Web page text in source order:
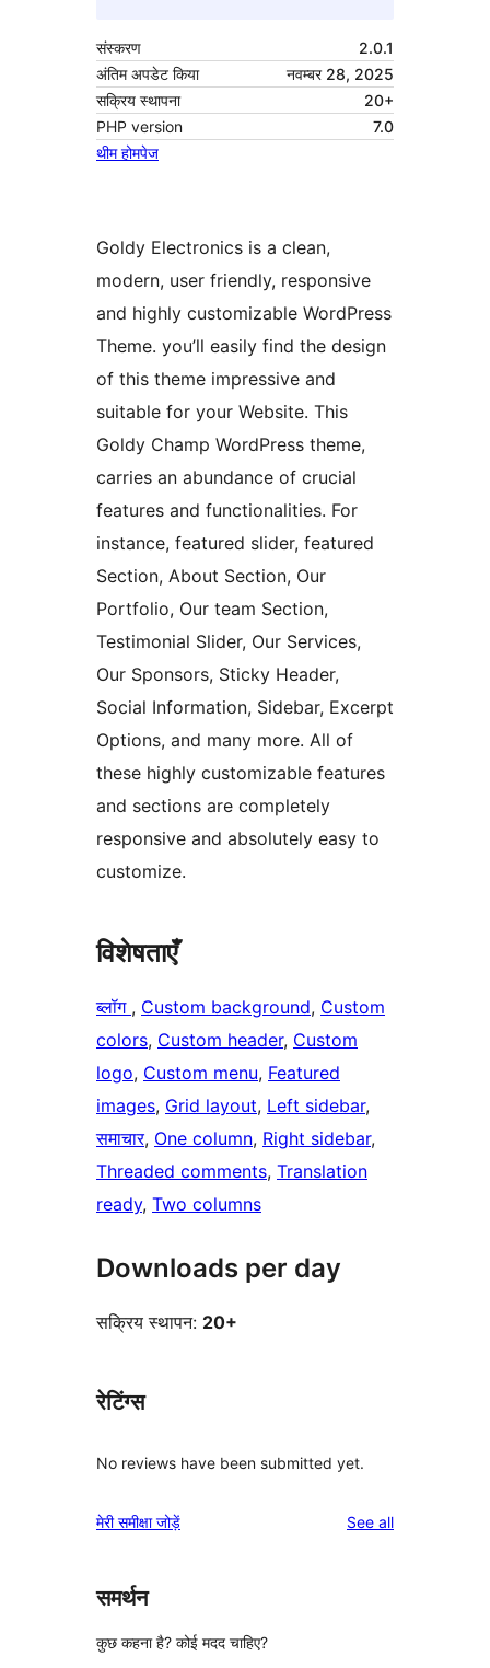
संस्करण
2.0.1
अंतिम अपडेट किया
नवम्बर 28, 2025
सक्रिय स्थापना
20+
PHP version
7.0
थीम होमपेज
Goldy Electronics is a clean,
modern, user friendly, responsive
and highly customizable WordPress
Theme. you’ll easily find the design
of this theme impressive and
suitable for your Website. This
Goldy Champ WordPress theme,
carries an abundance of crucial
features and functionalities. For
instance, featured slider, featured
Section, About Section, Our
Portfolio, Our team Section,
Testimonial Slider, Our Services,
Our Sponsors, Sticky Header,
Social Information, Sidebar, Excerpt
Options, and many more. All of
these highly customizable features
and sections are completely
responsive and absolutely easy to
customize.
विशेषताएँ
ब्लॉग , Custom background, Custom
colors, Custom header, Custom
logo, Custom menu, Featured
images, Grid layout, Left sidebar
समाचार, One column, Right sidebar
Threaded comments, Translation
ready, Two columns
Downloads per day
सक्रिय स्थापन: 20+
रेटिंग्स
No reviews have been submitted yet.
मेरी समीक्षा जोड़ें See allreviews
समर्थन
कुछ कहना है? कोई मदद चाहिए?